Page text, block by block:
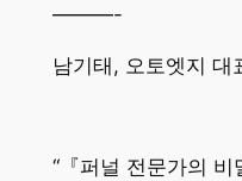
———-
남기태, 오토엣지 대
“『퍼널 전문가의